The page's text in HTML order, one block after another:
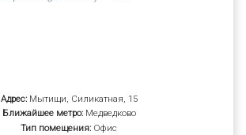
Адрес: Мытищи, Силикатная, 15
Ближайшее метро: Медведково
Тип помещения: Офис